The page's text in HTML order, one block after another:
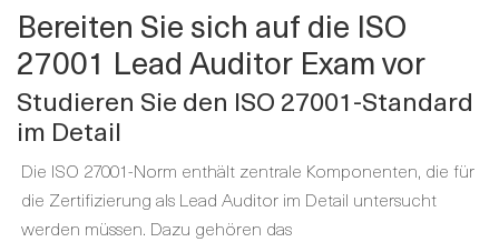
Bereiten Sie sich auf die ISO
27001 Lead Auditor Exam vor
Studieren Sie den ISO 27001-Standard
im Detail
Die ISO 27001-Norm enthält zentrale Komponenten, die für
die Zertifizierung als Lead Auditor im Detail untersucht
werden müssen. Dazu gehören das